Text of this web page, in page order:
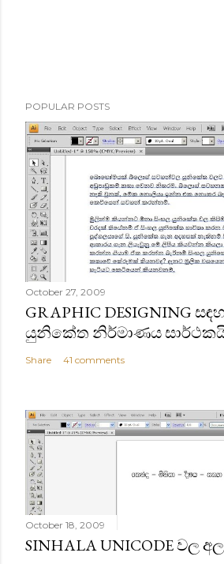
POPULAR POSTS
October 27, 2009
GRAPHIC DESIGNING
යුනිකේත නිර්මාණය
Share 41 comments
October 18, 2009
SINHALA UNICODE වල